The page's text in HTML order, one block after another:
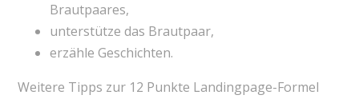
Brautpaares,
unterstütze das Brautpaar,
erzähle Geschichten.
Weitere Tipps zur 12 Punkte Landingpage-Formel